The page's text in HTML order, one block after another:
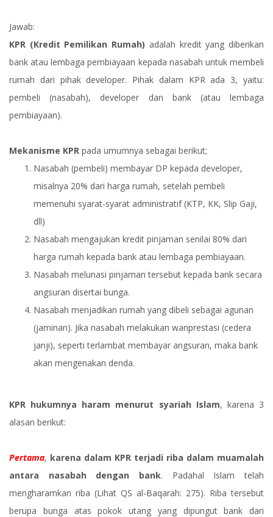
Jawab:
KPR (Kredit Pemilikan Rumah) adalah kredit yang diberikan
bank atau lembaga pembiayaan kepada nasabah untuk membeli
rumah dari pihak developer. Pihak dalam KPR ada 3, yaitu:
pembeli (nasabah), developer dan bank (atau lembaga
pembiayaan).
Mekanisme KPR pada umumnya sebagai berikut;
Nasabah (pembeli) membayar DP kepada developer,
misalnya 20% dari harga rumah, setelah pembeli
memenuhi syarat-syarat administratif (KTP, KK, Slip Gaji,
dll)
Nasabah mengajukan kredit pinjaman senilai 80% dari
harga rumah kepada bank atau lembaga pembiayaan.
Nasabah melunasi pinjaman tersebut kepada bank secara
angsuran disertai bunga.
Nasabah menjadikan rumah yang dibeli sebagai agunan
(jaminan). Jika nasabah melakukan wanprestasi (cedera
janji), seperti terlambat membayar angsuran, maka bank
akan mengenakan denda.
KPR hukumnya haram menurut syariah Islam, karena 3
alasan berikut:
Pertama, karena dalam KPR terjadi riba dalam muamalah
antara nasabah dengan bank. Padahal Islam telah
mengharamkan riba (Lihat QS al-Baqarah: 275). Riba tersebut
berupa bunga atas pokok utang yang dipungut bank dari